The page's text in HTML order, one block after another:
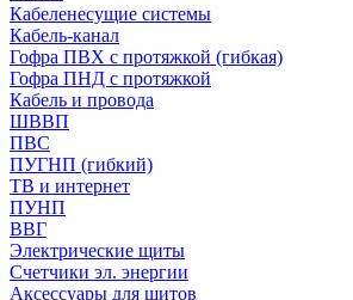
Кабеленесущие системы
Кабель-канал
Гофра ПВХ с протяжкой (гибкая)
Гофра ПНД с протяжкой
Кабель и провода
ШВВП
ПВС
ПУГНП (гибкий)
ТВ и интернет
ПУНП
ВВГ
Электрические щиты
Счетчики эл. энергии
Аксессуары для щитов